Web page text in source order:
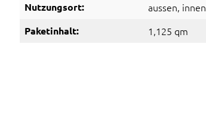
Nutzungsort: aussen, innen
Paketinhalt: 1,125 qm